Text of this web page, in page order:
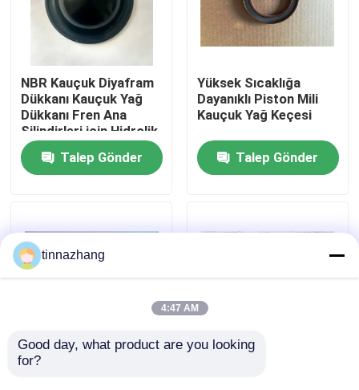
Hakkımızda
Fabrika turu
Kalite kontrol
Bizimle iletişime geçin
Bir teklif isteği
Kauçuk yağ keçesi
NBR Kauçuk Diyafram
Dükkanı Kauçuk Yağ
Dükkanı Fren Ana
Silindirleri için Hidrolik
Kupa Dükkanı
Talep Gönder
Yüksek Sıcaklığa
Dayanıklı Piston Mili
Kauçuk Yağ Keçesi
Talep Gönder
PTFE Siyah Kauçuk
tinnazhang
4:47 AM
Good day, what product are you looking
for?